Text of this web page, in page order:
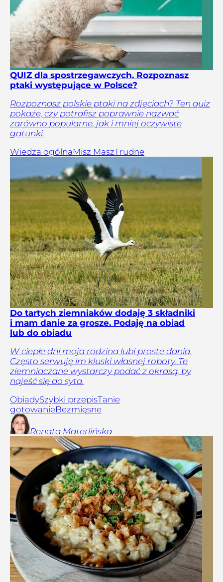
QUIZ dla spostrzegawczych. Rozpoznasz
ptaki występujące w Polsce?
Rozpoznasz polskie ptaki na zdjęciach? Ten quiz
pokaże, czy potrafisz poprawnie nazwać
zarówno popularne, jak i mniej oczywiste
gatunki.
Wiedza ogólnaMisz MaszTrudne
Do tartych ziemniaków dodaję 3 składniki
i mam danie za grosze. Podaję na obiad
lub do obiadu
W ciepłe dni moja rodzina lubi proste dania.
Często serwuję im kluski własnej roboty. Te
ziemniaczane wystarczy podać z okrasą, by
najeść się do syta.
ObiadySzybki przepisTanie
gotowanieBezmięsne
Renata Materlińska